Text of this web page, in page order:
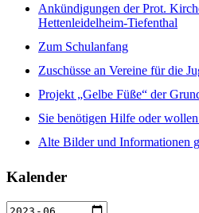
Ankündigungen der Prot.
Hettenleidelheim-Tiefenthal
Zum Schulanfang
Zuschüsse an Vereine für die
Projekt „Gelbe Füße“ der
Sie benötigen Hilfe oder
Alte Bilder und Informationen
Kalender